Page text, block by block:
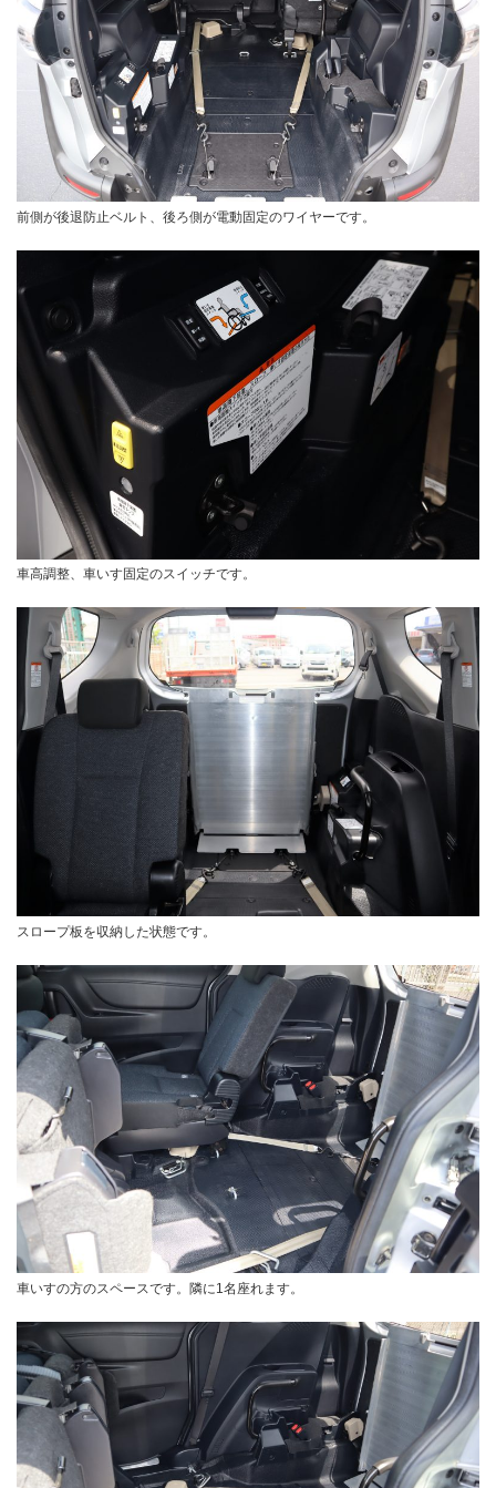
前側が後退防止ベルト、後ろ側が電動固定のワイヤーです。
車高調整、車いす固定のスイッチです。
スロープ板を収納した状態です。
車いすの方のスペースです。隣に1名座れます。